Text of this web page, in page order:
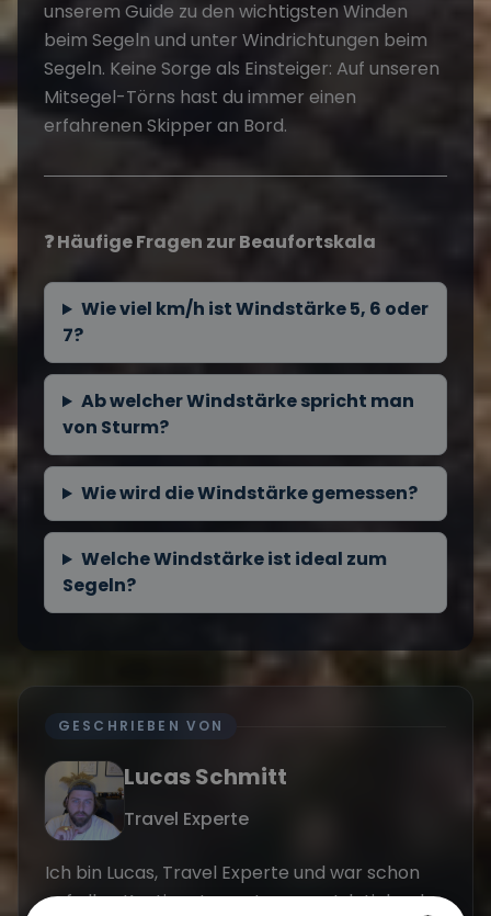
unserem Guide zu den wichtigsten Winden
beim Segeln und unter Windrichtungen beim
Segeln. Keine Sorge als Einsteiger: Auf unseren
Mitsegel-Törns hast du immer einen
erfahrenen Skipper an Bord.
❓ Häufige Fragen zur Beaufortskala
Wie viel km/h ist Windstärke 5, 6 oder
7?
Ab welcher Windstärke spricht man
von Sturm?
Wie wird die Windstärke gemessen?
Welche Windstärke ist ideal zum
Segeln?
GESCHRIEBEN VON
Lucas Schmitt
Travel Experte
Ich bin Lucas, Travel Experte und war schon
auf allen Kontinenten unterwegs. Ich Liebe das